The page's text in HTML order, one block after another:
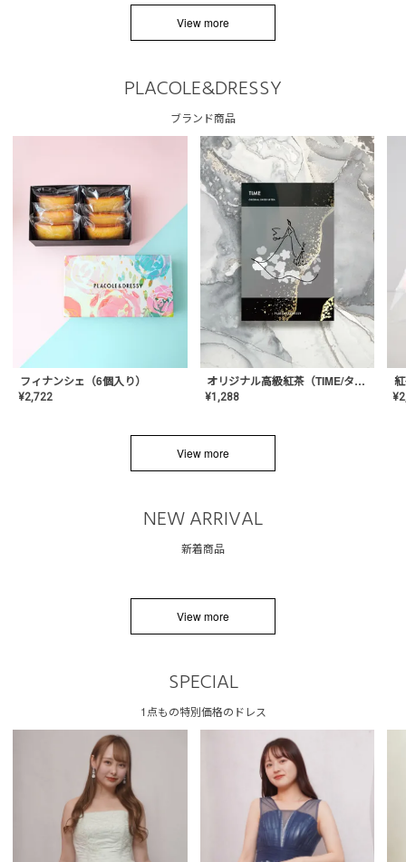
View more
PLACOLE&DRESSY
ブランド商品
フィナンシェ（6個入り）
¥2,722
オリジナル高級紅茶（TIME/タイム）【ギフト/プチギフト/プレゼント/内祝い/結婚式/オリジナル配合/高品質/ハーブティー/茶葉/記念日/お返し/手土産/美容/おしゃれ】
¥1,288 ¥
View more
NEW ARRIVAL
新着商品
View more
SPECIAL
1点もの特別価格のドレス